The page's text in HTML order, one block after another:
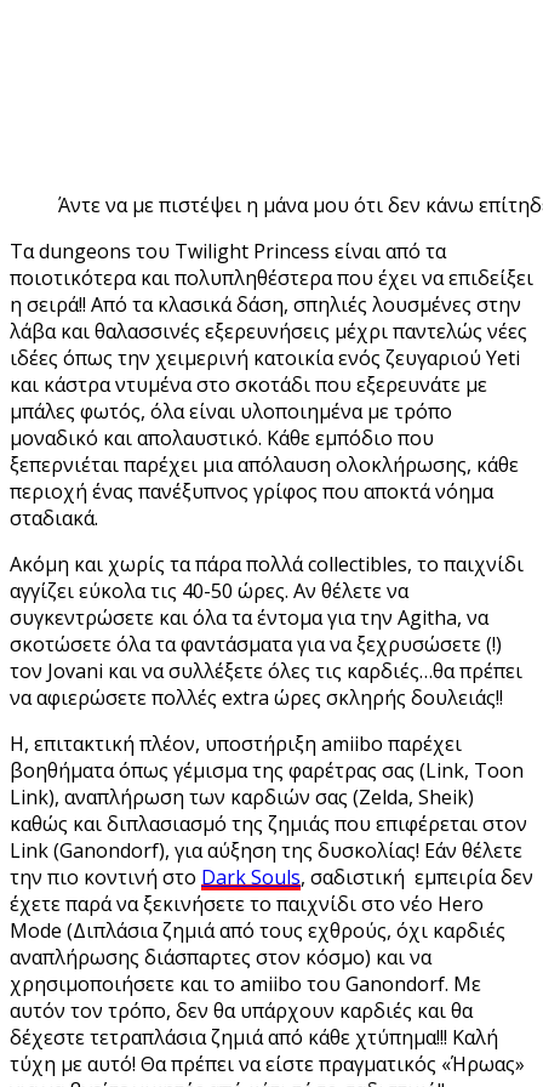
Άντε να με πιστέψει η μάνα μου ότι δεν κάνω
Τα dungeons του Twilight Princess είναι από τα
ποιοτικότερα και πολυπληθέστερα που έχει να επιδείξει
η σειρά!! Από τα κλασικά δάση, σπηλιές λουσμένες στην
λάβα και θαλασσινές εξερευνήσεις μέχρι παντελώς νέες
ιδέες όπως την χειμερινή κατοικία ενός ζευγαριού Yeti
και κάστρα ντυμένα στο σκοτάδι που εξερευνάτε με
μπάλες φωτός, όλα είναι υλοποιημένα με τρόπο
μοναδικό και απολαυστικό. Κάθε εμπόδιο που
ξεπερνιέται παρέχει μια απόλαυση ολοκλήρωσης, κάθε
περιοχή ένας πανέξυπνος γρίφος που αποκτά νόημα
σταδιακά.
Ακόμη και χωρίς τα πάρα πολλά collectibles, το παιχνίδι
αγγίζει εύκολα τις 40-50 ώρες. Αν θέλετε να
συγκεντρώσετε και όλα τα έντομα για την Agitha, να
σκοτώσετε όλα τα φαντάσματα για να ξεχρυσώσετε (!)
τον Jovani και να συλλέξετε όλες τις καρδιές…θα πρέπει
να αφιερώσετε πολλές extra ώρες σκληρής δουλειάς!!
Η, επιτακτική πλέον, υποστήριξη amiibo παρέχει
βοηθήματα όπως γέμισμα της φαρέτρας σας (Link, Toon
Link), αναπλήρωση των καρδιών σας (Zelda, Sheik)
καθώς και διπλασιασμό της ζημιάς που επιφέρεται στον
Link (Ganondorf), για αύξηση της δυσκολίας! Εάν θέλετε
την πιο κοντινή στο Dark Souls, σαδιστική εμπειρία δεν
έχετε παρά να ξεκινήσετε το παιχνίδι στο νέο Hero
Mode (Διπλάσια ζημιά από τους εχθρούς, όχι καρδιές
αναπλήρωσης διάσπαρτες στον κόσμο) και να
χρησιμοποιήσετε και το amiibo του Ganondorf. Με
αυτόν τον τρόπο, δεν θα υπάρχουν καρδιές και θα
δέχεστε τετραπλάσια ζημιά από κάθε χτύπημα!!! Καλή
τύχη με αυτό! Θα πρέπει να είστε πραγματικός «Ήρωας»